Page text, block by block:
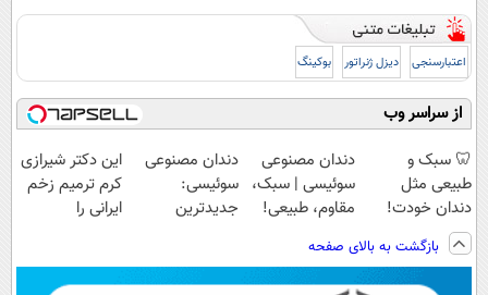
اعتبارسنجی دیزل ژنراتور بوکینگ
از سراسر وب
🦷 سبک و
طبیعی مثل
دندان خودت!
نصب آسان و
پرداخت اقساطی
💳 📍 تهران
دندان مصنوعی
سوئیسی | سبک،
مقاوم، طبیعی!
رایگان+پرداخت
اقساطی😍
دندان مصنوعی
سوئیسی:
جدیدترین
پرداخت قسطی
این دکتر شیرازی
کرم ترمیم زخم
ایرانی را
بازگشت به بالای صفحه